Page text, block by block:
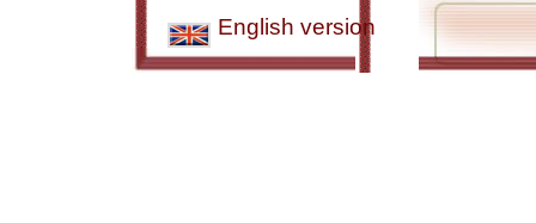
English version